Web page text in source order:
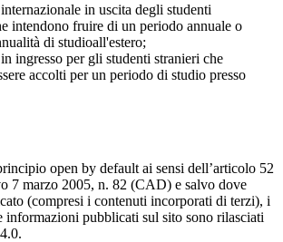
in uscita degli studenti
intendono fruire di un periodo annuale o
di studioall'estero;
ingresso per gli studenti stranieri che
accolti per un periodo di studio presso
open by default ai sensi dell’articolo 52
7 marzo 2005, n. 82 (CAD) e salvo dove
(compresi i contenuti incorporati di terzi), i
informazioni pubblicati sul sito sono rilasciati